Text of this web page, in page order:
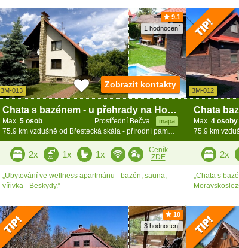
9.1
1 hodnocení
3M-013
Chata s bazénem - u přehrady na Horní Bečvě
Prostřední Bečva mapa
Max. 5 osob
75.9 km vzdušně od Břestecká skála - přírodní památka
Zobrazit kontakty
2x 1x 1x
Ceník
ZDE
„Ubytování ve wellness apartmánu - bazén, sauna,
vířivka - Beskydy.“
3M-012
Max. 4 osoby
2x
„Chata s
10
3 hodnocení